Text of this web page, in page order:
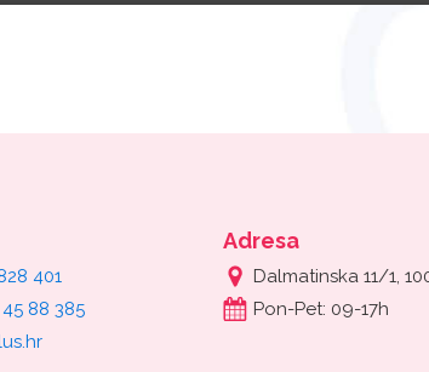
401
88 385
Adresa
Dalmatinska 11/1,
Pon-Pet: 09-17h